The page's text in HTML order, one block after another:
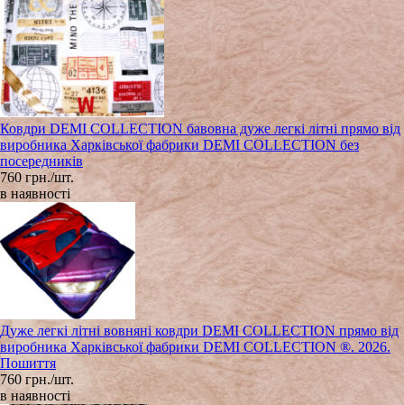
Ковдри DEMI COLLECTION бавовна дуже легкі літні прямо від
виробника Харківської фабрики DEMI COLLECTION без
посередників
760 грн./шт.
в наявності
Дуже легкі літні вовняні ковдри DEMI COLLECTION прямо від
виробника Харківської фабрики DEMI COLLECTION ®. 2026.
Пошиття
760 грн./шт.
в наявності